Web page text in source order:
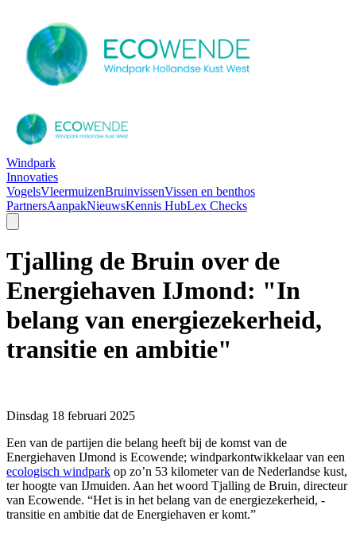
Windpark
Innovaties
VogelsVleermuizenBruinvissenVissen en benthos
PartnersAanpakNieuwsKennis HubLex Checks
Tjalling de Bruin over de
Energiehaven IJmond: "In
belang van energiezekerheid,
transitie en ambitie"
Dinsdag 18 februari 2025
Een van de partijen die belang heeft bij de komst van de
Energiehaven IJmond is Ecowende; windparkontwikkelaar van een
ecologisch windpark op zo’n 53 kilometer van de Nederlandse kust,
ter hoogte van IJmuiden. Aan het woord Tjalling de Bruin, directeur
van Ecowende. “Het is in het belang van de energiezekerheid, -
transitie en ambitie dat de Energiehaven er komt.”